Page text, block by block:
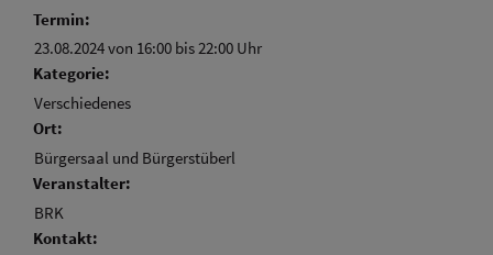
Termin:
23.08.2024 von 16:00 bis 22:00 Uhr
Kategorie:
Verschiedenes
Ort:
Bürgersaal und Bürgerstüberl
Veranstalter:
BRK
Kontakt: